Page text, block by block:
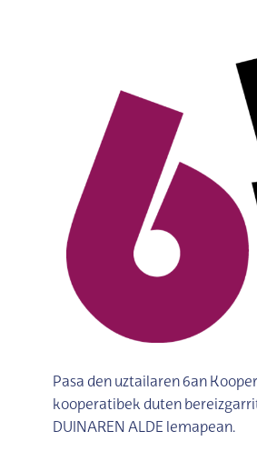
Pasa den uztailaren 6an
kooperatibek duten
DUINAREN ALDE lemapean.